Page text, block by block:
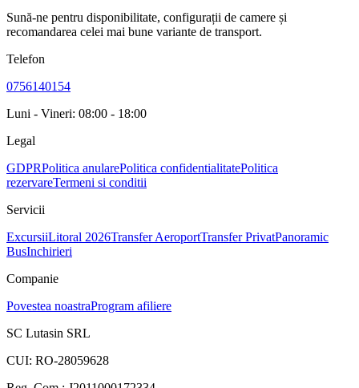
Sună-ne pentru disponibilitate, configurații de camere și
recomandarea celei mai bune variante de transport.
Telefon
0756140154
Luni - Vineri: 08:00 - 18:00
Legal
GDPRPolitica anularePolitica confidentialitatePolitica
rezervareTermeni si conditii
Servicii
ExcursiiLitoral 2026Transfer AeroportTransfer PrivatPanoramic
BusInchirieri
Companie
Povestea noastraProgram afiliere
SC Lutasin SRL
CUI: RO-28059628